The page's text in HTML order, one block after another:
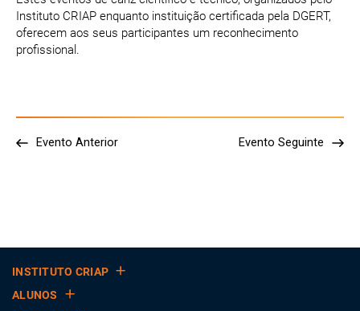
Instituto CRIAP enquanto instituição certificada pela DGERT,
oferecem aos seus participantes um reconhecimento
profissional.
Evento Anterior Evento Seguinte
INSTITUTO CRIAP
ALUNOS